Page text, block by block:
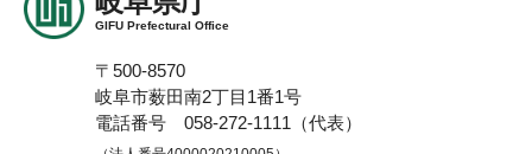
GIFU Prefectural Office
〒500-8570
岐阜市薮田南2丁目1番1号
電話番号 058-272-1111（代表）